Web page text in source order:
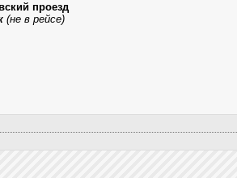
проезд
(не в рейсе)